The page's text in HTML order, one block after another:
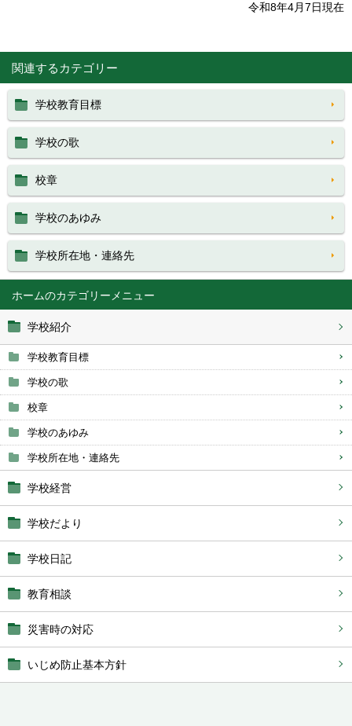
ホーム
学校紹介
学校教育目標
学校の歌
校章
学校のあゆみ
学校所在地・連絡先
学校経営
学校だより
学校日記
教育相談
災害時の対応
いじめ防止基本方針
令和8年4月7日現在
関連するカテゴリー
学校教育目標
学校の歌
校章
学校のあゆみ
学校所在地・連絡先